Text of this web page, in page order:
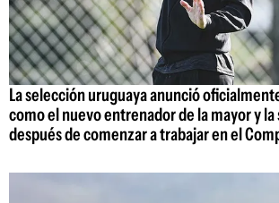
La selección uruguaya anunció
como el nuevo entrenador de la mayor y la
después de comenzar a trabajar en el